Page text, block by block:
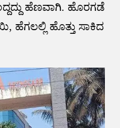
ಹೆಣವಾಗಿ. ಹೊರಗಡೆ
ಹೆಗಲಲ್ಲಿ‍‍ ‍ಹೊತ್ತು ಸಾಕಿದ